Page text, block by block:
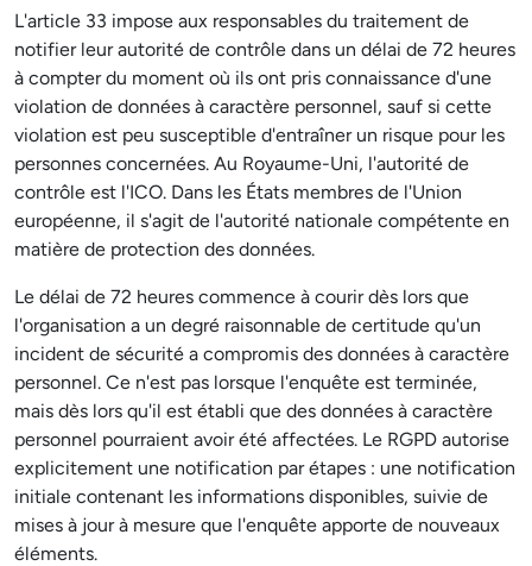
L'article 33 impose aux responsables du traitement de
notifier leur autorité de contrôle dans un délai de 72 heures
à compter du moment où ils ont pris connaissance d'une
violation de données à caractère personnel, sauf si cette
violation est peu susceptible d'entraîner un risque pour les
personnes concernées. Au Royaume-Uni, l'autorité de
contrôle est l'ICO. Dans les États membres de l'Union
européenne, il s'agit de l'autorité nationale compétente en
matière de protection des données.
Le délai de 72 heures commence à courir dès lors que
l'organisation a un degré raisonnable de certitude qu'un
incident de sécurité a compromis des données à caractère
personnel. Ce n'est pas lorsque l'enquête est terminée,
mais dès lors qu'il est établi que des données à caractère
personnel pourraient avoir été affectées. Le RGPD autorise
explicitement une notification par étapes : une notification
initiale contenant les informations disponibles, suivie de
mises à jour à mesure que l'enquête apporte de nouveaux
éléments.